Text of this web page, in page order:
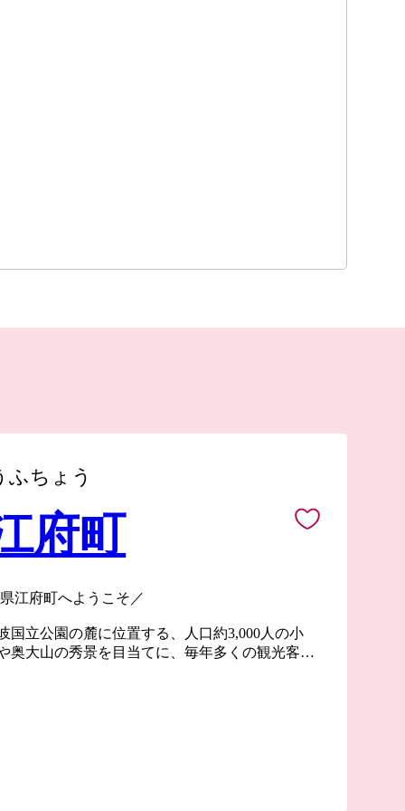
ちょう
府町
江府町へようこそ／
国立公園の麓に位置する、人口約3,000人の小
奥大山の秀景を目当てに、毎年多くの観光客が